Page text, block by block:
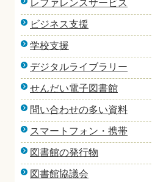
レファレンスサービス
ビジネス支援
学校支援
デジタルライブラリー
せんだい電子図書館
問い合わせの多い資料
スマートフォン・携帯
図書館の発行物
図書館協議会